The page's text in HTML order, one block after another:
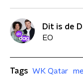
Dit is de
EO
Tags WK Qatar